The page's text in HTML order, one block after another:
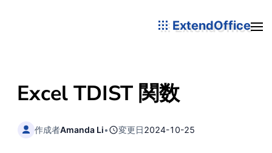
ExtendOffice
Excel TDIST 関数
作成者Amanda Li• 変更日2024-10-25